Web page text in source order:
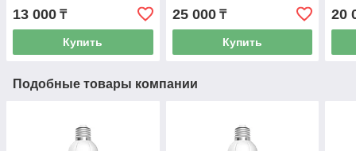
13 000 ₸
Купить
25 000₸
Купить
20
Подобные товары компании